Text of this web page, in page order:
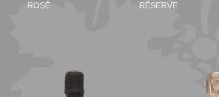
ROSÉ RÉSERVE